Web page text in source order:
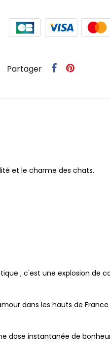
Partager
et le charme des chats.
; c'est une explosion
dans les hauts de
instantanée de